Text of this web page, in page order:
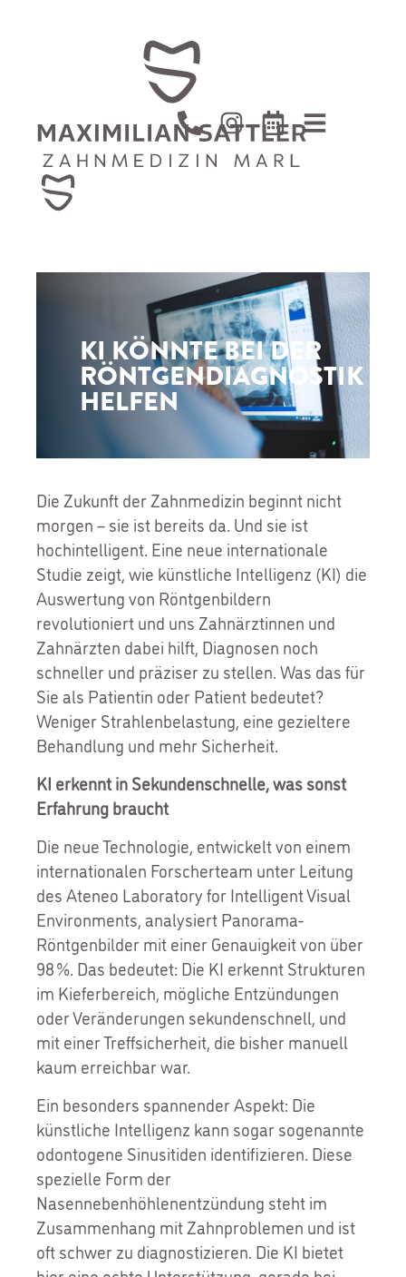
KI KÖNNTE BEI DER
RÖNTGENDIAGNOSTIK
HELFEN
Die Zukunft der Zahnmedizin beginnt nicht
morgen – sie ist bereits da. Und sie ist
hochintelligent. Eine neue internationale
Studie zeigt, wie künstliche Intelligenz (KI) die
Auswertung von Röntgenbildern
revolutioniert und uns Zahnärztinnen und
Zahnärzten dabei hilft, Diagnosen noch
schneller und präziser zu stellen. Was das für
Sie als Patientin oder Patient bedeutet?
Weniger Strahlenbelastung, eine gezieltere
Behandlung und mehr Sicherheit.
KI erkennt in Sekundenschnelle, was sonst
Erfahrung braucht
Die neue Technologie, entwickelt von einem
internationalen Forscherteam unter Leitung
des Ateneo Laboratory for Intelligent Visual
Environments, analysiert Panorama-
Röntgenbilder mit einer Genauigkeit von über
98 %. Das bedeutet: Die KI erkennt Strukturen
im Kieferbereich, mögliche Entzündungen
oder Veränderungen sekundenschnell, und
mit einer Treffsicherheit, die bisher manuell
kaum erreichbar war.
Ein besonders spannender Aspekt: Die
künstliche Intelligenz kann sogar sogenannte
odontogene Sinusitiden identifizieren. Diese
spezielle Form der
Nasennebenhöhlenentzündung steht im
Zusammenhang mit Zahnproblemen und ist
oft schwer zu diagnostizieren. Die KI bietet